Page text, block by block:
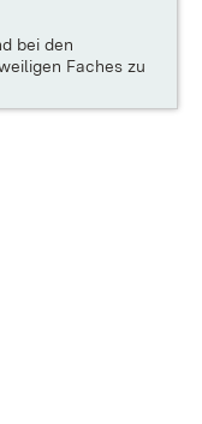
bei den
Faches zu